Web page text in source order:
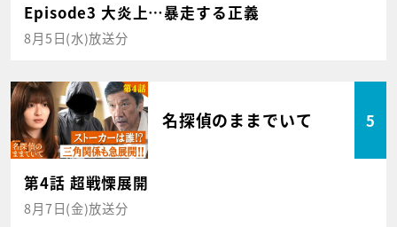
Episode3 大炎上…暴走する正義
8月5日(水)放送分
名探偵のままでいて 5
第4話 超戦慄展開
8月7日(金)放送分